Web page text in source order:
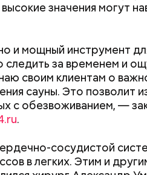
значения могут
и мощный инструмент
следить за временем и
своим клиентам о
сауны. Это позволит
с обезвоживанием, —
.
сосудистой
в легких. Этим и
документы